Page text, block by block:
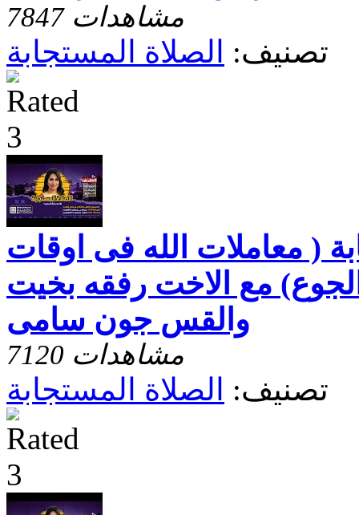
7847 مشاهدات
تصنيف: الصلاة المستجابة
( معاملات الله فى اوقات
الجوع) مع الاخت رفقه بخيت
والقس جون سامى
7120 مشاهدات
تصنيف: الصلاة المستجابة